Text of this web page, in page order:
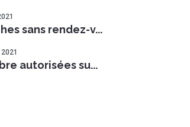
sans rendez-v...
autorisées su...